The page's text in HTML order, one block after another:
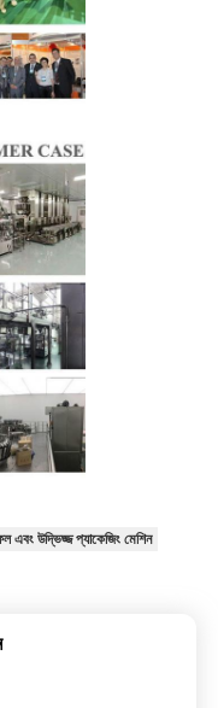
উদ্ভিজ্জ প্যাকেজিং মেশিন